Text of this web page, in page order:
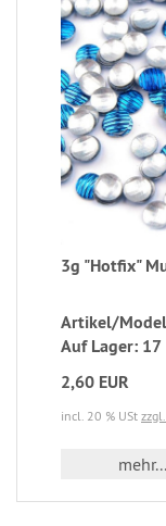
3g "Hotfix"
Artikel/
Auf Lager: 17
2,60 EUR
incl. 20 % USt
mehr...